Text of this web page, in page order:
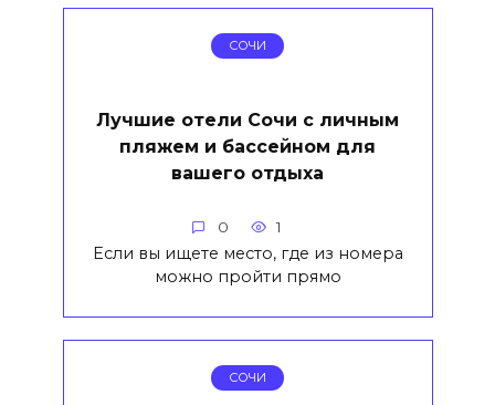
СОЧИ
Лучшие отели Сочи с личным
пляжем и бассейном для
вашего отдыха
0 1
Если вы ищете место, где из номера
можно пройти прямо
СОЧИ